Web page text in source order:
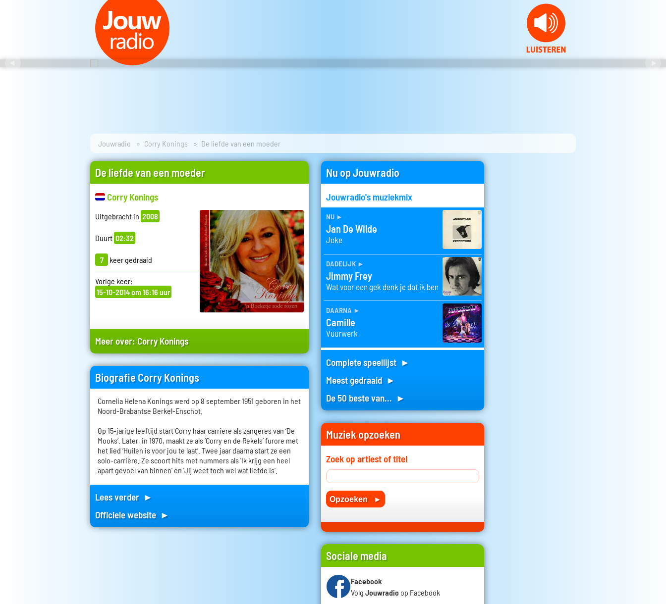
Jouwradio Corry Konings De liefde van een moeder
De liefde van een moeder
Corry Konings
Uitgebracht in 2008
Duurt 02:32
7 keer gedraaid
Vorige keer:
15-10-2014 om 16:16 uur
Meer over: Corry Konings
Biografie Corry Konings
Cornelia Helena Konings werd op 8 september 1951 geboren in het
Noord-Brabantse Berkel-Enschot.
Op 15-jarige leeftijd start Corry haar carriere als zangeres van ‘De
Mooks’. Later, in 1970, maakt ze als ‘Corry en de Rekels’ furore met
het lied ‘Huilen is voor jou te laat’. Twee jaar daarna start ze een
solo-carrière. Ze scoort hits met nummers als 'Ik krijg een heel
apart gevoel van binnen' en 'Jij weet toch wel wat liefde is'.
Lees verder ►
Officiele website ►
Nu op Jouwradio
Jouwradio's muziekmix
nu ►
Jan De Wilde
Joke
dadelijk ►
Jimmy Frey
Wat voor een gek denk je dat ik ben
daarna ►
Camille
Vuurwerk
Complete speellijst ►
Meest gedraaid ►
De 50 beste van... ►
Muziek opzoeken
Zoek op artiest of titel
Sociale media
Facebook
Volg Jouwradio op Facebook